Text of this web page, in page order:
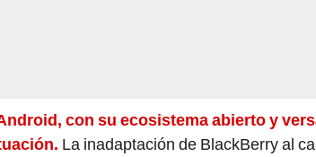
con su ecosistema abierto y
La inadaptación de BlackBerry al